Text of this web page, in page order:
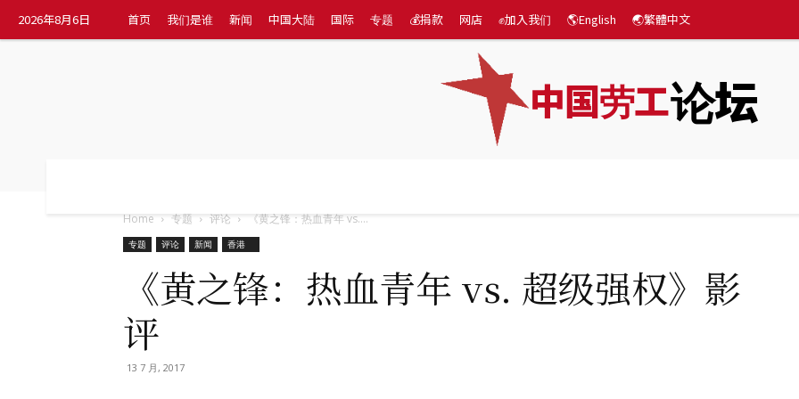
2026年8月6日 首页 我们是谁 新闻 中国大陆 国际 专题 💰捐款 网店 ✊加入我们 🌎English 🌏繁體中文
中国劳工论坛
Home 专题 评论 《黄之锋：热血青年 vs....
专题 评论 新闻 香港
《黄之锋：热血青年 vs. 超级强权》影
评
13 7 月, 2017